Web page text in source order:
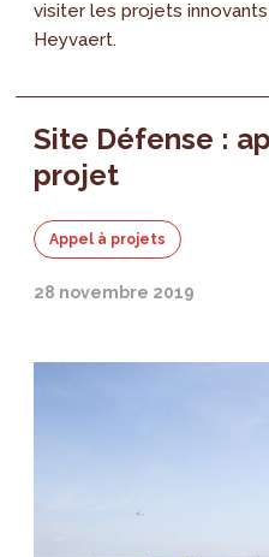
visiter les projets
Heyvaert.
Site Défense :
projet
Appel à projets
28 novembre 2019